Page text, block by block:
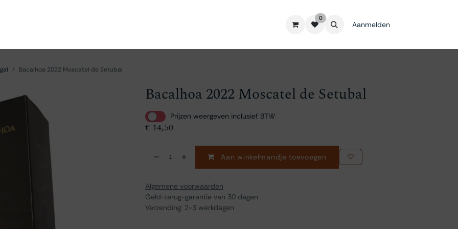
0
Aanmelden
Bacalhoa 2022 Moscatel de Setubal
Bacalhoa 2022 Moscatel de Setubal
Prijzen weergeven inclusief BTW
€ 14,50
Aan winkelmandje toevoegen
Algemene voorwaarden
Geld-terug-garantie van 30 dagen
Verzending: 2-3 werkdagen